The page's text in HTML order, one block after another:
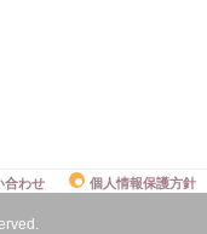
合わせ 個人情報保護方針